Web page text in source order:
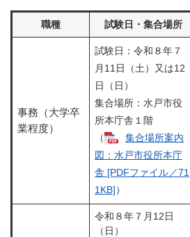
職種 試験日・集合場所
事務（大学卒
業程度）
試験日：令和８年７
月11日（土）又は12
日（日）
集合場所：水戸市役
所本庁舎１階
（
集合場所案内
図：水戸市役所本庁
舎 [PDFファイル／71
1KB]）
令和８年７月12日
（日）